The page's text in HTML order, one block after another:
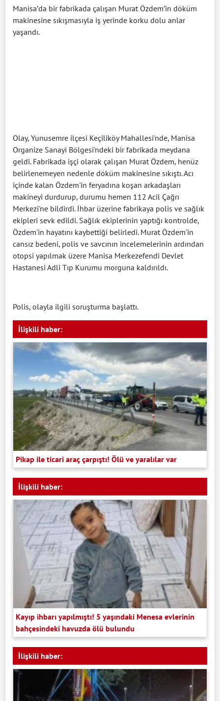
Manisa’da bir fabrikada çalışan Murat Özdem’in döküm
makinesine sıkışmasıyla iş yerinde korku dolu anlar
yaşandı.
Olay, Yunusemre ilçesi Keçiliköy Mahallesi'nde, Manisa
Organize Sanayi Bölgesi'ndeki bir fabrikada meydana
geldi. Fabrikada işçi olarak çalışan Murat Özdem, henüz
belirlenemeyen nedenle döküm makinesine sıkıştı. Acı
içinde kalan Özdem'in feryadına koşan arkadaşları
makineyi durdurup, durumu hemen 112 Acil Çağrı
Merkezi'ne bildirdi. İhbar üzerine fabrikaya polis ve sağlık
ekipleri sevk edildi. Sağlık ekiplerinin yaptığı kontrolde,
Özdem'in hayatını kaybettiği belirledi. Murat Özdem'in
cansız bedeni, polis ve savcının incelemelerinin ardından
otopsi yapılmak üzere Manisa Merkezefendi Devlet
Hastanesi Adli Tıp Kurumu morguna kaldırıldı.
Polis, olayla ilgili soruşturma başlattı.
İlişkili haber:
Pikap ile ticari araç çarpıştı! Ölü ve yaralılar var
İlişkili haber:
Kayıp ihbarı yapılmıştı! 5 yaşındaki Menesa evlerinin
bahçesindeki havuzda ölü bulundu
İlişkili haber: